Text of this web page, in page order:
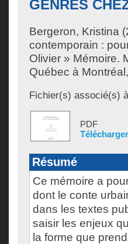
GENRES
Bergeron, Kristina
contemporain :
Olivier » Mémoire.
Québec à
Fichier(s) associé(s)
PDF
Résumé
Ce mémoire a
dont le conte
dans les textes
saisir les enjeux
la forme que